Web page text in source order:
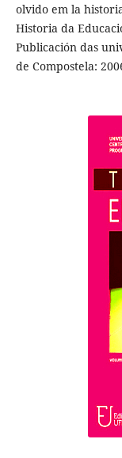
olvido em la
Historia da
Publicación das
de Compostela: